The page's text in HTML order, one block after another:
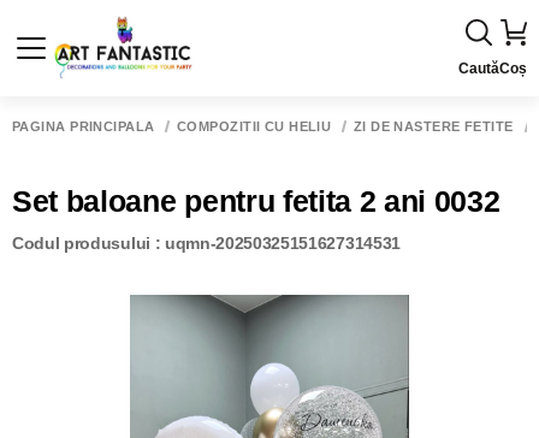
CautăCoș
PAGINA PRINCIPALĂ COMPOZITII CU HELIU ZI DE NASTERE FETITE
Set baloane pentru fetita 2 ani 0032
Codul produsului : uqmn-20250325151627314531